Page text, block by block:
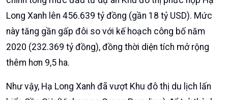
và bàn giao mặt bằng cho chủ đầu tư. Phường Hà An
cũng giải phóng mặt bằng được 81% (tương đương
hơn 2.500 ha). Với diện tích đã bàn giao, Tập đoàn
Vingroup đang triển khai san lấp mặt bằng và thi công
các hạng mục hạ tầng.
Theo nghị quyết HĐQT ngày 17/10, Vingroup đã điều